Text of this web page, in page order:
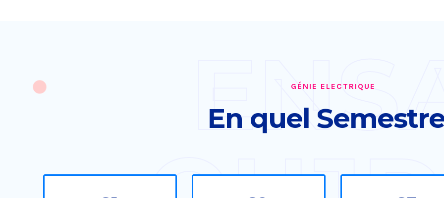
GÉNIE ELECTRIQUE
En quel